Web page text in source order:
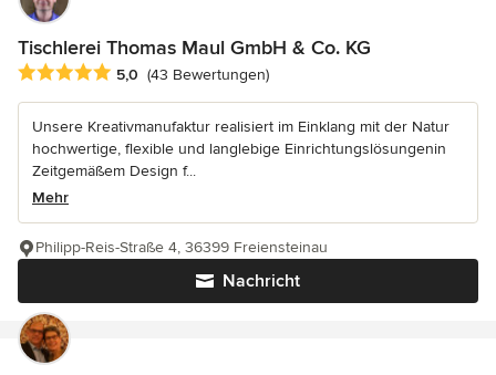
Tischlerei Thomas Maul GmbH & Co. KG
Durchschnittliche Bewertung: 5 von 5 Sternen
5,0 (43 Bewertungen)
Unsere Kreativmanufaktur realisiert im Einklang mit der Natur
hochwertige, flexible und langlebige Einrichtungslösungenin
Zeitgemäßem Design f...
Mehr
Nachricht
Philipp-Reis-Straße 4, 36399 Freiensteinau